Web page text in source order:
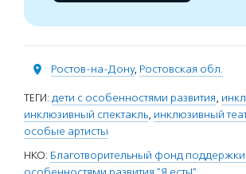
Ростов-на-Дону, Ростовская обл.
ТЕГИ: дети с особенностями развития,
инклюзивный спектакль, инклюзивный
особые артисты
НКО: Благотворительный фонд поддержки